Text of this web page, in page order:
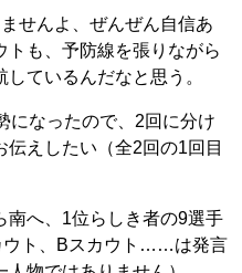
せんよ、ぜんぜん自信あ
も、予防線を張りながら
ているんだなと思う。
なったので、2回に分け
えしたい（全2回の1回目
へ、1位らしき者の9選手
ト、Bスカウト……は発言